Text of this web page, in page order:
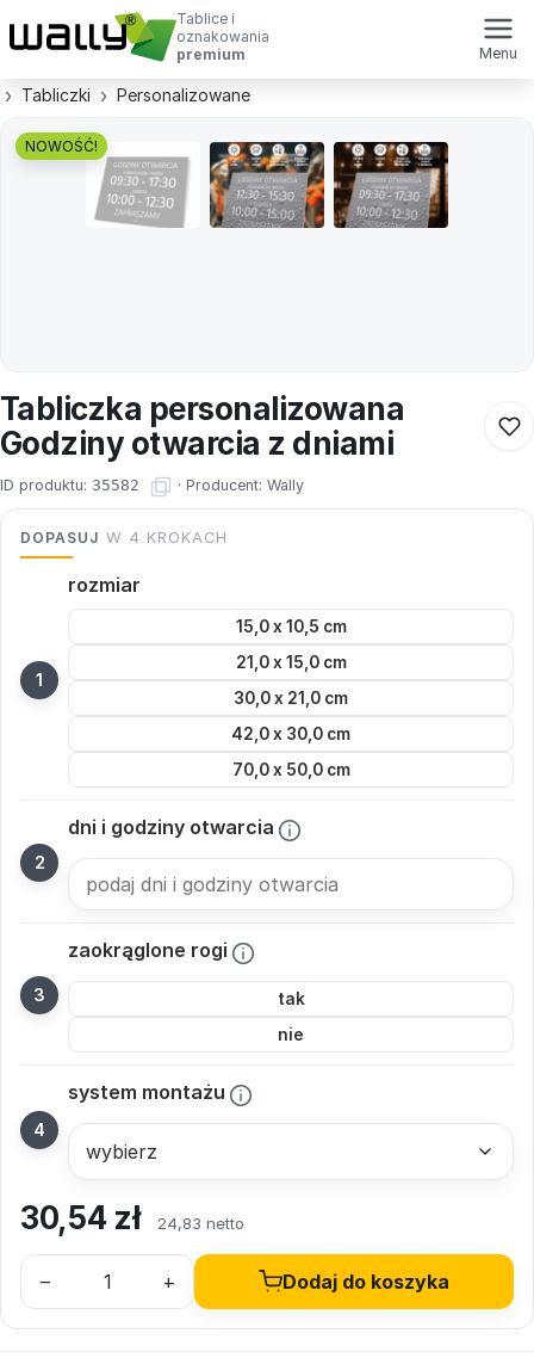
Tablice i
oznakowania
premium
Menu
Tabliczki Personalizowane
NOWOŚĆ!
Tabliczka personalizowana
Godziny otwarcia z dniami
ID produktu: 35582 · Producent: Wally
DOPASUJ W 4 KROKACH
rozmiar
15,0 x 10,5 cm
21,0 x 15,0 cm
30,0 x 21,0 cm
42,0 x 30,0 cm
70,0 x 50,0 cm
dni i godziny otwarcia
zaokrąglone rogi
tak
nie
system montażu
30,54 zł 24,83 netto
– + Dodaj do koszyka